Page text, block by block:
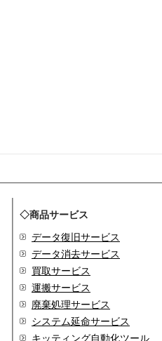
◇商品サービス
データ復旧サービス
データ消去サービス
買取サービス
運搬サービス
廃棄処理サービス
システム延命サービス
キッティング自動化ツール